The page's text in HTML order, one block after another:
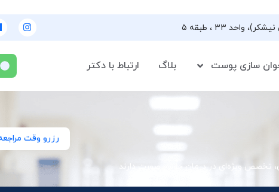
سازی پوست بلاگ ارتباط با دکتر
تخصص ویژه‌ای در درمان جوش صورت دارند
رزرو وقت